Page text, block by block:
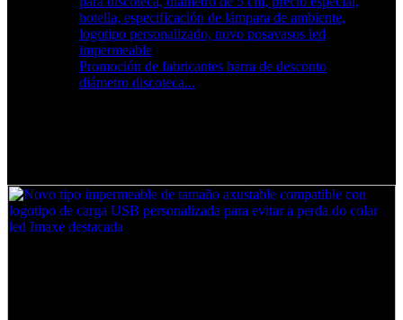
Promoción de fabricantes barra de desconto
diámetro discoteca...